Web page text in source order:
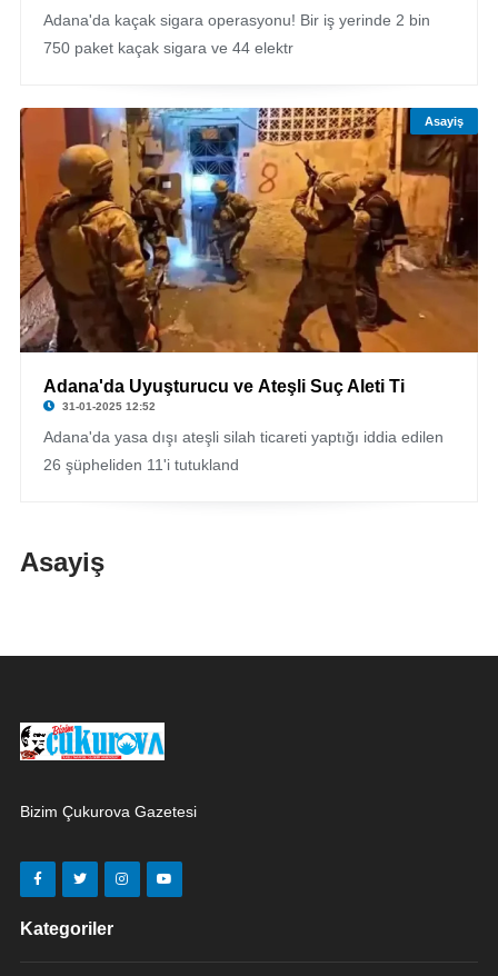
Adana'da kaçak sigara operasyonu! Bir iş yerinde 2 bin
750 paket kaçak sigara ve 44 elektr
Asayiş
Adana'da Uyuşturucu ve Ateşli Suç Aleti Ti
31-01-2025 12:52
Adana'da yasa dışı ateşli silah ticareti yaptığı iddia edilen
26 şüpheliden 11'i tutukland
Asayiş
Bizim Çukurova Gazetesi
Kategoriler